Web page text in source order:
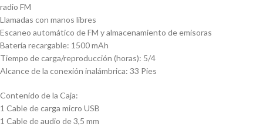
radio FM
Llamadas con manos libres
Escaneo automático de FM y almacenamiento de emisoras
Batería recargable: 1500 mAh
Tiempo de carga/reproducción (horas): 5/4
Alcance de la conexión inalámbrica: 33 Pies
Contenido de la Caja:
1 Cable de carga micro USB
1 Cable de audio de 3,5 mm